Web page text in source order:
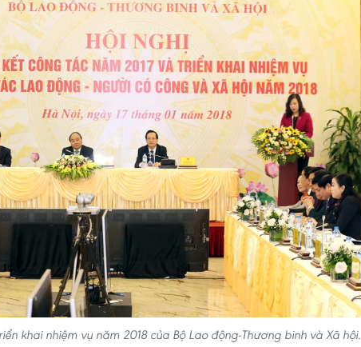
khai nhiệm vụ năm 2018 của Bộ Lao động-Thương binh và Xã hội.